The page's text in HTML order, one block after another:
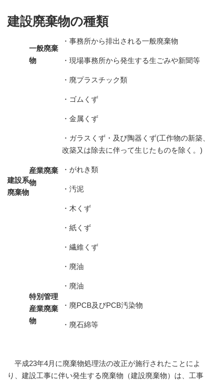
建設廃棄物の種類
建設系
廃棄物
一般廃棄
物
・事務所から排出される一般廃棄物
・現場事務所から発生する生ごみや新聞等
産業廃棄
物
・廃プラスチック類
・ゴムくず
・金属くず
・ガラスくず・及び陶器くず(工作物の新築、
改築又は除去に伴って生じたものを除く。)
・がれき類
・汚泥
・木くず
・紙くず
・繊維くず
・廃油
特別管理
産業廃棄
物
・廃油
・廃PCB及びPCB汚染物
・廃石綿等
平成23年4月に廃棄物処理法の改正が施行されたことによ
り、建設工事に伴い発生する廃棄物（建設廃棄物）は、工事